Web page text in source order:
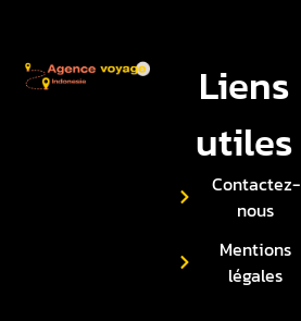
Liens
utiles
Contactez-
nous
Mentions
légales